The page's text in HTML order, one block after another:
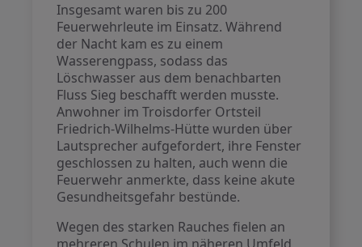
Insgesamt waren bis zu 200
Feuerwehrleute im Einsatz. Während
der Nacht kam es zu einem
Wasserengpass, sodass das
Löschwasser aus dem benachbarten
Fluss Sieg beschafft werden musste.
Anwohner im Troisdorfer Ortsteil
Friedrich-Wilhelms-Hütte wurden über
Lautsprecher aufgefordert, ihre Fenster
geschlossen zu halten, auch wenn die
Feuerwehr anmerkte, dass keine akute
Gesundheitsgefahr bestünde.
Wegen des starken Rauches fielen an